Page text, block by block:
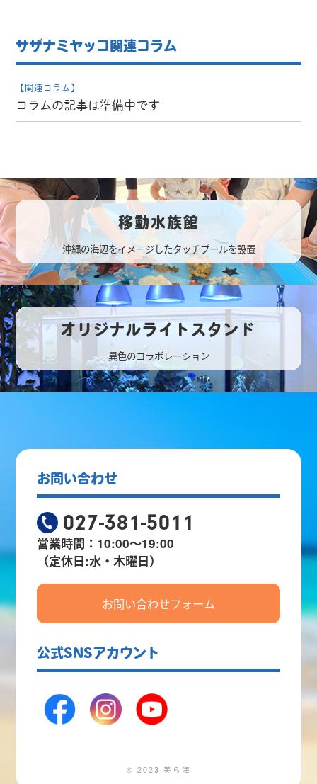
サザナミヤッコ関連コラム
【関連コラム】
コラムの記事は準備中です
移動水族館
沖縄の海辺をイメージしたタッチプールを設置
オリジナルライトスタンド
異色のコラボレーション
お問い合わせ
027-381-5011
営業時間：10:00～19:00
（定休日:水・木曜日）
お問い合わせフォーム
公式SNSアカウント
© 2023 美ら海